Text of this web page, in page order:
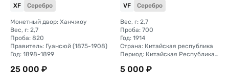
XF Серебро
Монетный двор: Ханчжоу
Вес, г: 2,7
Проба: 820
Правитель: Гуансюй (1875-1908)
Год: 1898-1899
25 000 ₽
VF Серебро
Вес, г: 2,7
Проба: 700
Год: 1914
Страна: Китайская республика
Период: Китайская Республика (1912 - 1949)
5 000 ₽